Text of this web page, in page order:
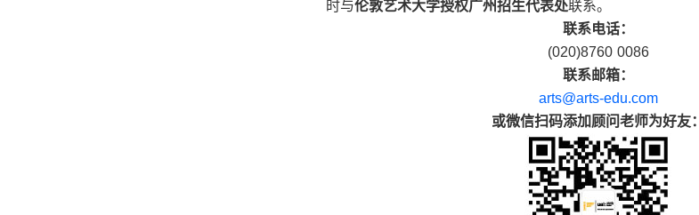
时与伦敦艺术大学授权广州招生代表处联系。
联系电话：
(020)8760 0086
联系邮箱：
arts@arts-edu.com
或微信扫码添加顾问老师为好友：